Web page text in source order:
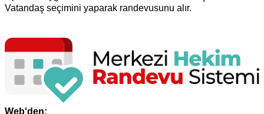
Vatandaş seçimini yaparak randevusunu alır.
Web'den;